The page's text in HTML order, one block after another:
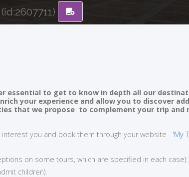
(id:2607711)
essential to get to know in depth all our
your experience and allow you to discover
that we propose to complement your trip
you and book them through your website 'My
on some tours, which are specified in each case):
children).